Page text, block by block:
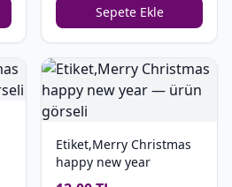
Sepete Ekle
Etiket,Merry Christmas
happy new year